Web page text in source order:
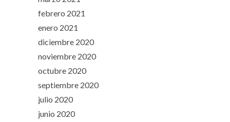
febrero 2021
enero 2021
diciembre 2020
noviembre 2020
octubre 2020
septiembre 2020
julio 2020
junio 2020